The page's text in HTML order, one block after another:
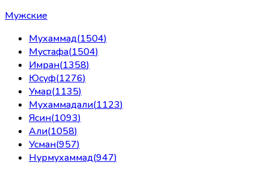
Мужские
Мухаммад(1504)
Мустафа(1504)
Имран(1358)
Юсуф(1276)
Умар(1135)
Мухаммадали(1123)
Ясин(1093)
Али(1058)
Усман(957)
Нурмухаммад(947)